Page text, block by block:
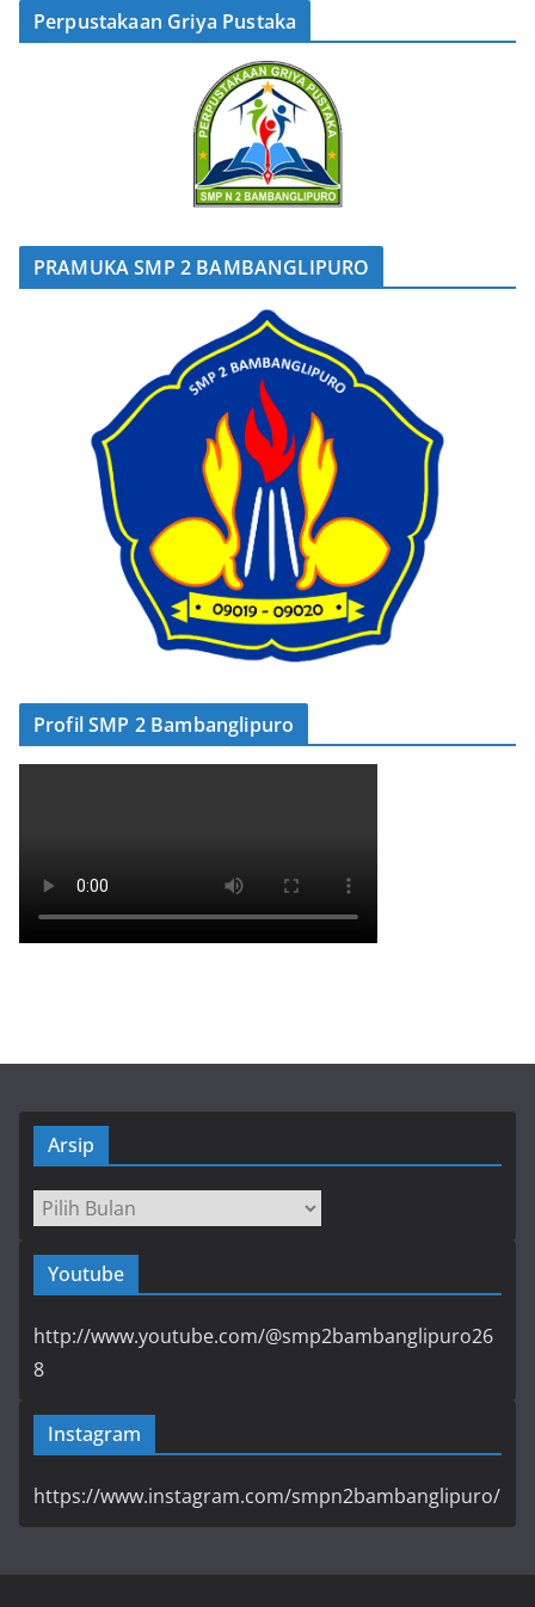
Perpustakaan Griya Pustaka
PRAMUKA SMP 2 BAMBANGLIPURO
Profil SMP 2 Bambanglipuro
Arsip
Arsip
Youtube
http://www.youtube.com/@smp2bambanglipuro26
8
Instagram
https://www.instagram.com/smpn2bambanglipuro/